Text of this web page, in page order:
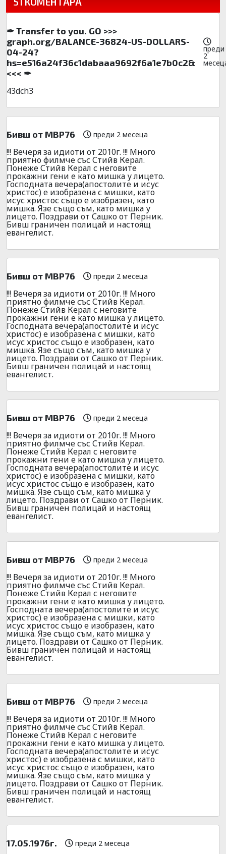
✒ Transfer to you. GO >>>
graph.org/BALANCE-36824-US-DOLLARS-
04-24?
hs=e516a24f36c1dabaaa9692f6a1e7b0c2&
<<< ✒
преди
2
43dch3
Бивш от МВР76 преди 2 месеца
!!! Вечеря за идиоти от 2010г. !!! Много
приятно филмче със Стийв Керал.
Понеже Стийв Керал с неговите
прокажни гени е като мишка у лицето.
Господната вечера(апостолите и исус
христос) е изобразена с мишки, като
исус христос също е изобразен, като
мишка. Язе също съм, като мишка у
лицето. Поздрави от Сашко от Перник.
Бивш граничен полицай и настоящ
евангелист.
Бивш от МВР76 преди 2 месеца
!!! Вечеря за идиоти от 2010г. !!! Много
приятно филмче със Стийв Керал.
Понеже Стийв Керал с неговите
прокажни гени е като мишка у лицето.
Господната вечера(апостолите и исус
христос) е изобразена с мишки, като
исус христос също е изобразен, като
мишка. Язе също съм, като мишка у
лицето. Поздрави от Сашко от Перник.
Бивш граничен полицай и настоящ
евангелист.
Бивш от МВР76 преди 2 месеца
!!! Вечеря за идиоти от 2010г. !!! Много
приятно филмче със Стийв Керал.
Понеже Стийв Керал с неговите
прокажни гени е като мишка у лицето.
Господната вечера(апостолите и исус
христос) е изобразена с мишки, като
исус христос също е изобразен, като
мишка. Язе също съм, като мишка у
лицето. Поздрави от Сашко от Перник.
Бивш граничен полицай и настоящ
евангелист.
Бивш от МВР76 преди 2 месеца
!!! Вечеря за идиоти от 2010г. !!! Много
приятно филмче със Стийв Керал.
Понеже Стийв Керал с неговите
прокажни гени е като мишка у лицето.
Господната вечера(апостолите и исус
христос) е изобразена с мишки, като
исус христос също е изобразен, като
мишка. Язе също съм, като мишка у
лицето. Поздрави от Сашко от Перник.
Бивш граничен полицай и настоящ
евангелист.
Бивш от МВР76 преди 2 месеца
!!! Вечеря за идиоти от 2010г. !!! Много
приятно филмче със Стийв Керал.
Понеже Стийв Керал с неговите
прокажни гени е като мишка у лицето.
Господната вечера(апостолите и исус
христос) е изобразена с мишки, като
исус христос също е изобразен, като
мишка. Язе също съм, като мишка у
лицето. Поздрави от Сашко от Перник.
Бивш граничен полицай и настоящ
евангелист.
17.05.1976г. преди 2 месеца